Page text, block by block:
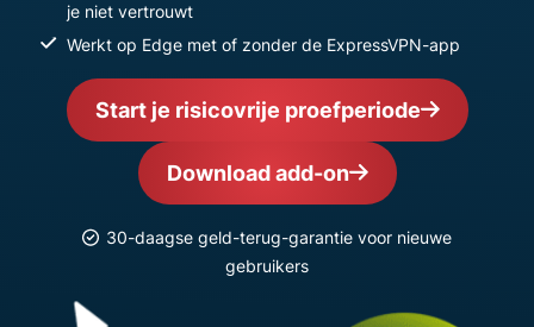
je niet vertrouwt
Werkt op Edge met of zonder de ExpressVPN-app
Start je risicovrije proefperiode
Download add-on
30-daagse geld-terug-garantie voor nieuwe
gebruikers